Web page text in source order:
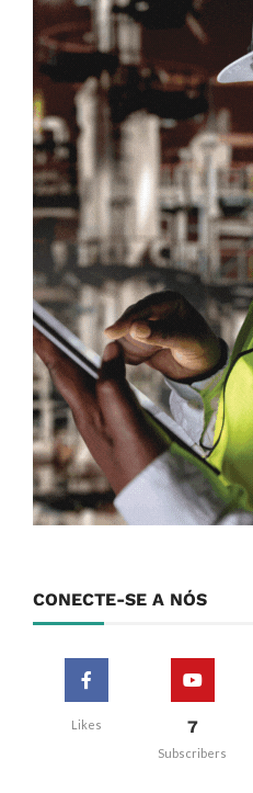
CONECTE-SE A NÓS
Likes 7
Subscribers